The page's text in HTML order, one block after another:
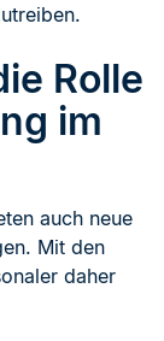
Rolle
im
auch neue
Mit den
daher